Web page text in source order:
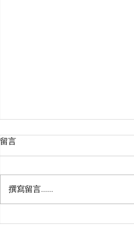
【感恩關注】❤️ 讓我們聆聽聾
留言
撰寫留言......